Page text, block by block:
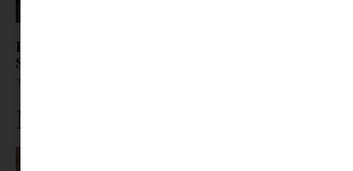
Parádés szereposztással érkezik a Centrál
Színházba A Macskalápon
Ne maradj le rólunk